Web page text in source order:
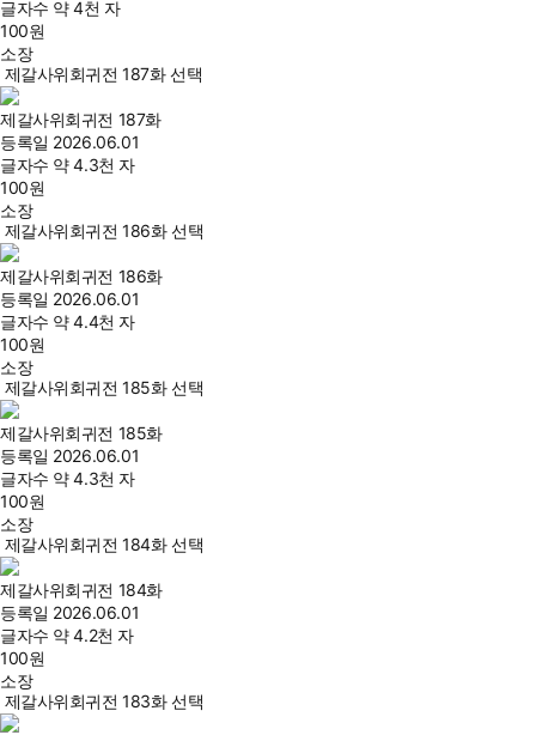
글자수 약 4천 자
100원
소장
제갈사위회귀전 187화 선택
제갈사위회귀전 187화
등록일 2026.06.01
글자수 약 4.3천 자
100원
소장
제갈사위회귀전 186화 선택
제갈사위회귀전 186화
등록일 2026.06.01
글자수 약 4.4천 자
100원
소장
제갈사위회귀전 185화 선택
제갈사위회귀전 185화
등록일 2026.06.01
글자수 약 4.3천 자
100원
소장
제갈사위회귀전 184화 선택
제갈사위회귀전 184화
등록일 2026.06.01
글자수 약 4.2천 자
100원
소장
제갈사위회귀전 183화 선택